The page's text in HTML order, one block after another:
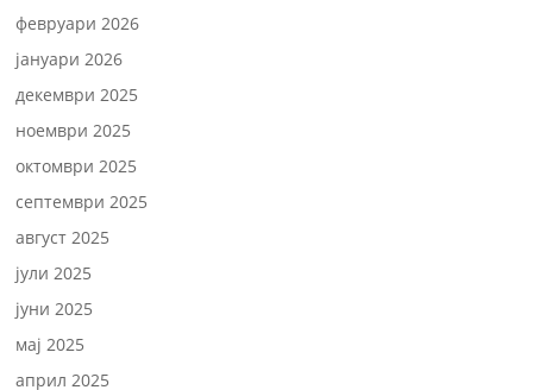
февруари 2026
јануари 2026
декември 2025
ноември 2025
октомври 2025
септември 2025
август 2025
јули 2025
јуни 2025
мај 2025
април 2025